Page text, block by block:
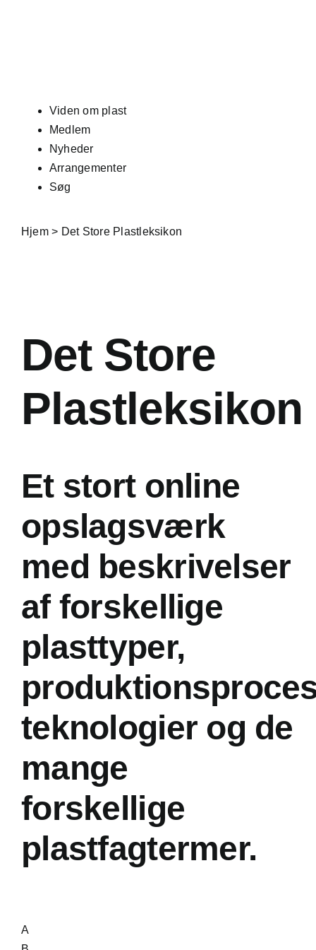
Viden om plast
Medlem
Nyheder
Arrangementer
Søg
Hjem> Det Store Plastleksikon
Det Store
Plastleksikon
Et stort online
opslagsværk
med beskrivelser
af forskellige
plasttyper,
teknologier og de
mange
forskellige
plastfagtermer.
A